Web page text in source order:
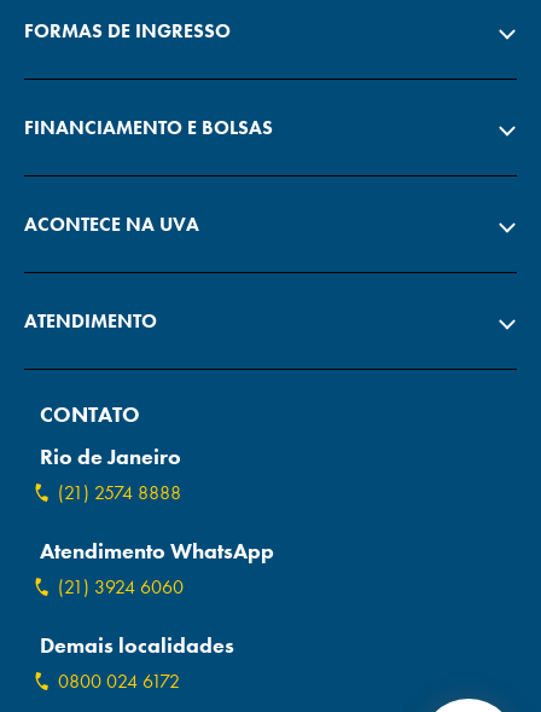
FORMAS DE INGRESSO
FINANCIAMENTO E BOLSAS
ACONTECE NA UVA
ATENDIMENTO
CONTATO
Rio de Janeiro
(21) 2574 8888
Atendimento WhatsApp
(21) 3924 6060
Demais localidades
0800 024 6172